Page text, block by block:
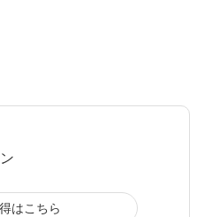
はこちら